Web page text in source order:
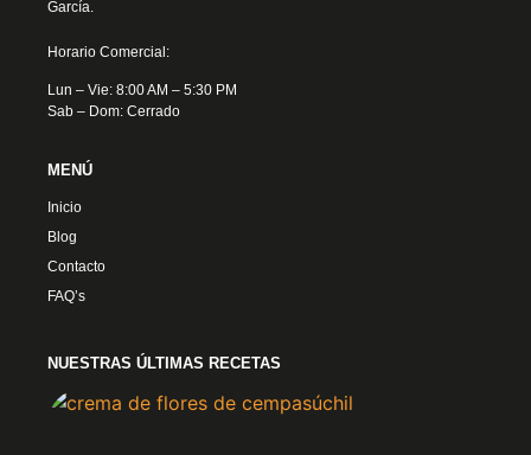
García.
Horario Comercial:
Lun – Vie: 8:00 AM – 5:30 PM
Sab – Dom: Cerrado
MENÚ
Inicio
Blog
Contacto
FAQ’s
NUESTRAS ÚLTIMAS RECETAS